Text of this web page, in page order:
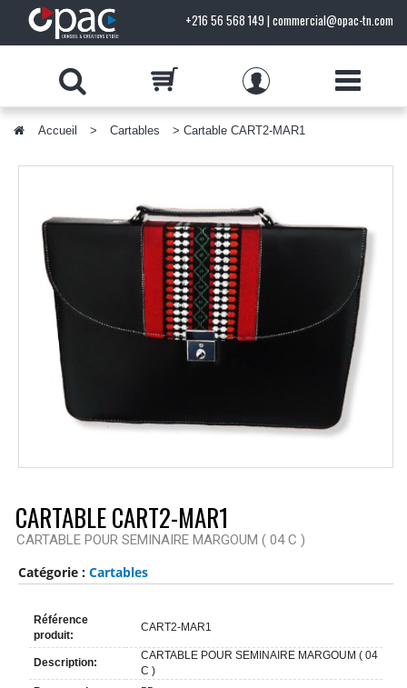
+216 56 568 149 | commercial@opac-tn.com
Accueil > Cartables > Cartable CART2-MAR1
CARTABLE CART2-MAR1
CARTABLE POUR SEMINAIRE MARGOUM ( 04 C )
Catégorie : Cartables
Référence
produit:
CART2-MAR1
Description:
CARTABLE POUR SEMINAIRE MARGOUM ( 04
C )